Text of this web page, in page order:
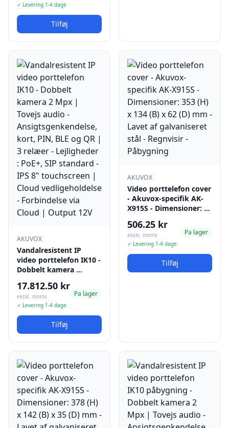
✓ Levering 1-4 dage
Tilføj
AKUVOX
Vandalresistent IP
video porttelefon IK10 -
Dobbelt kamera …
17.812.50 kr
ekskl. moms
✓ Levering 1-4 dage
Pa lager
Tilføj
AKUVOX
Video porttelefon cover
- Akuvox-specifik AK-
X915S - Dimensioner: …
506.25 kr
ekskl. moms
✓ Levering 1-4 dage
Pa lager
Tilføj